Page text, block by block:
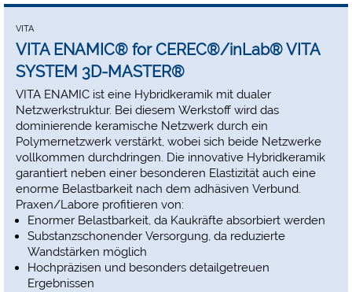
Implantatgetragene Krone
VITA ENAMIC wird in den Geometrien EM-14 (12 x 14 x 18
mm) und EM-10 (8 x 10 x 12 mm) angeboten. Farbangebot:
VITA ENAMIC ist in den Transluzenzstufen HT (high
translucent), T (translucent) sowie ST (super translucent) und
jeweils in den fünf VITA SYSTEM 3D-MASTER Farben 0M1,
1M1, 1M2, 2M2 und 3M2 erhältlich.
Größe EM-14:12 x 14 x 18 mm,
Größe EM-10:8 x 10 x 12 mm.
Hinweis:Größe EM-10 ist nur in HT erhältlich.
VITA
VITA ENAMIC® for CEREC®/inLab® VITA
SYSTEM 3D-MASTER®
VITA ENAMIC ist eine Hybridkeramik mit dualer
Netzwerkstruktur. Bei diesem Werkstoff wird das
dominierende keramische Netzwerk durch ein
Polymernetzwerk verstärkt, wobei sich beide Netzwerke
vollkommen durchdringen. Die innovative Hybridkeramik
garantiert neben einer besonderen Elastizität auch eine
enorme Belastbarkeit nach dem adhäsiven Verbund.
Praxen/Labore profitieren von:
Enormer Belastbarkeit, da Kaukräfte absorbiert werden
Substanzschonender Versorgung, da reduzierte
Wandstärken möglich
Hochpräzisen und besonders detailgetreuen
Ergebnissen